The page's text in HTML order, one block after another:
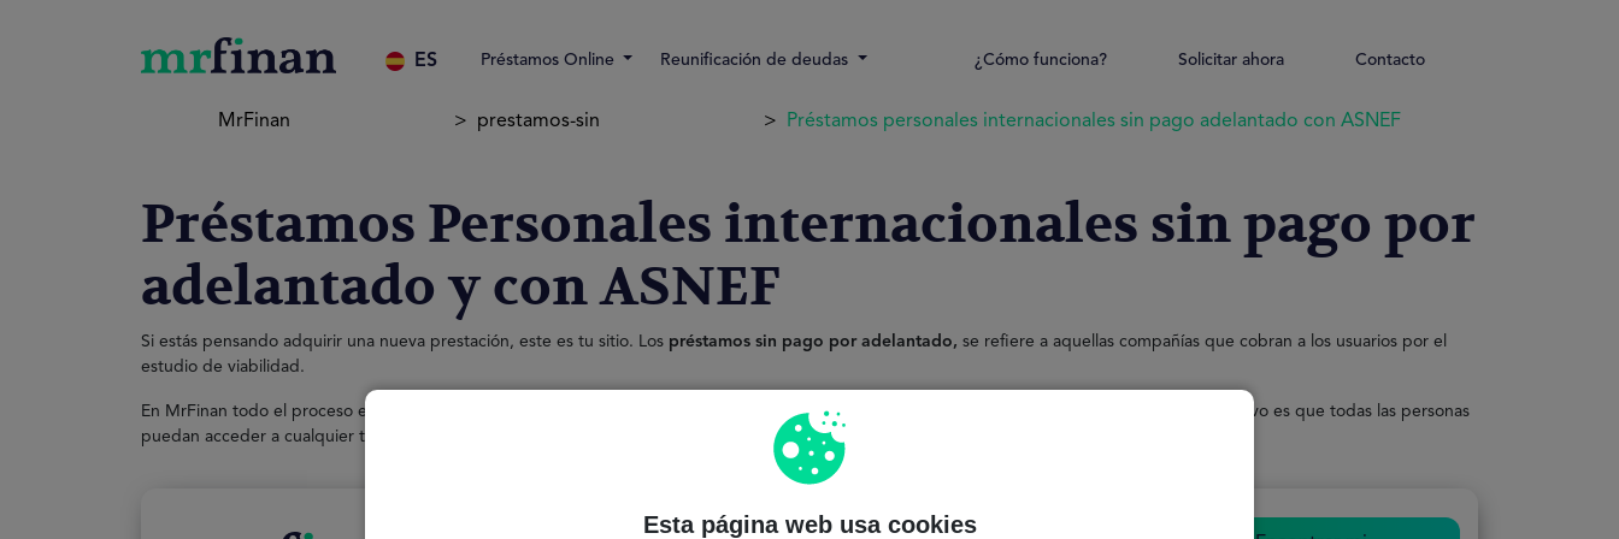
Esta página web usa cookies
ES Préstamos Online Reunificación de deudas Contacto
Solicitar ahora
¿Cómo funciona?
MrFinan prestamos-sin Préstamos personales internacionales sin pago adelantado con ASNEF
Préstamos Personales internacionales sin pago por
adelantado y con ASNEF
Si estás pensando adquirir una nueva prestación, este es tu sitio. Los préstamos sin pago por adelantado, se refiere a aquellas compañías que cobran a los usuarios por el
estudio de viabilidad.
En MrFinan todo el proceso es completamente gratuito y además sin ningún compromiso.
Nuestro objetivo es que todas las personas
puedan acceder a cualquier tipo de financiación, sea cual sea su situación económica, es por ello que también ofrecemos financiación con ASNEF.